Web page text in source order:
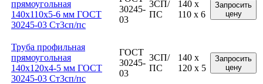
прямоугольная
140x110x5-6 мм ГОСТ
30245-03 Ст3сп/пс
30245-
03
3СП/
ПС
140 x
110 x 6
Запросить
цену
Труба профильная
прямоугольная
140x120x4-5 мм ГОСТ
30245-03 Ст3сп/пс
ГОСТ
30245-
03
3СП/
ПС
140 x
120 x 5
Запросить
цену